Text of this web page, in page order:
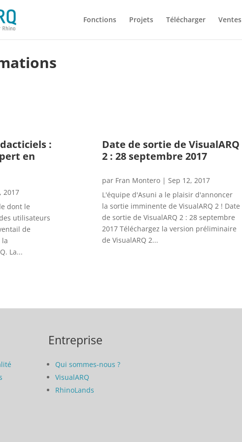
Fonctions Projets Télécharger Ventes
:
en
2017
dont le
utilisateurs
de
la
La...
Date de sortie de VisualARQ
2 : 28 septembre 2017
par Fran Montero| Sep 12, 2017
L'équipe d'Asuni a le plaisir d'annoncer
la sortie imminente de VisualARQ 2 ! Date
de sortie de VisualARQ 2 : 28 septembre
2017 Téléchargez la version préliminaire
de VisualARQ 2...
Entreprise
Qui sommes-nous ?
VisualARQ
RhinoLands